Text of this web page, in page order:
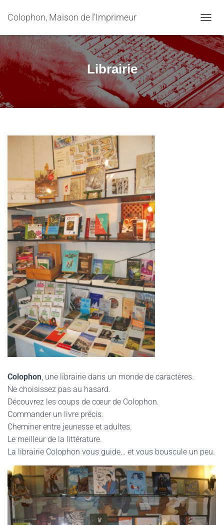
Colophon, Maison de l'Imprimeur
Librairie
Colophon, une librairie dans un monde de caractères.
Ne choisissez pas au hasard.
Découvrez les coups de cœur de Colophon.
Commander un livre précis.
Cheminer entre jeunesse et adultes.
Le meilleur de la littérature.
La librairie Colophon vous guide… et vous bouscule un peu.